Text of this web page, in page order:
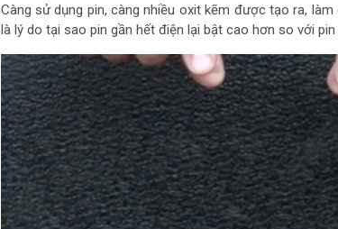
Càng sử dụng pin, càng nhiều oxit kẽm được tạo ra,
là lý do tại sao pin gần hết điện lại bật cao hơn so với pin